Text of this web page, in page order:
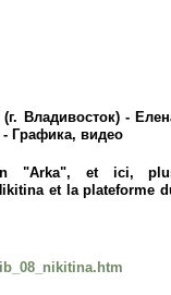
Владивосток) -
Графика, видео
"Arka", et ici,
et la plateforme